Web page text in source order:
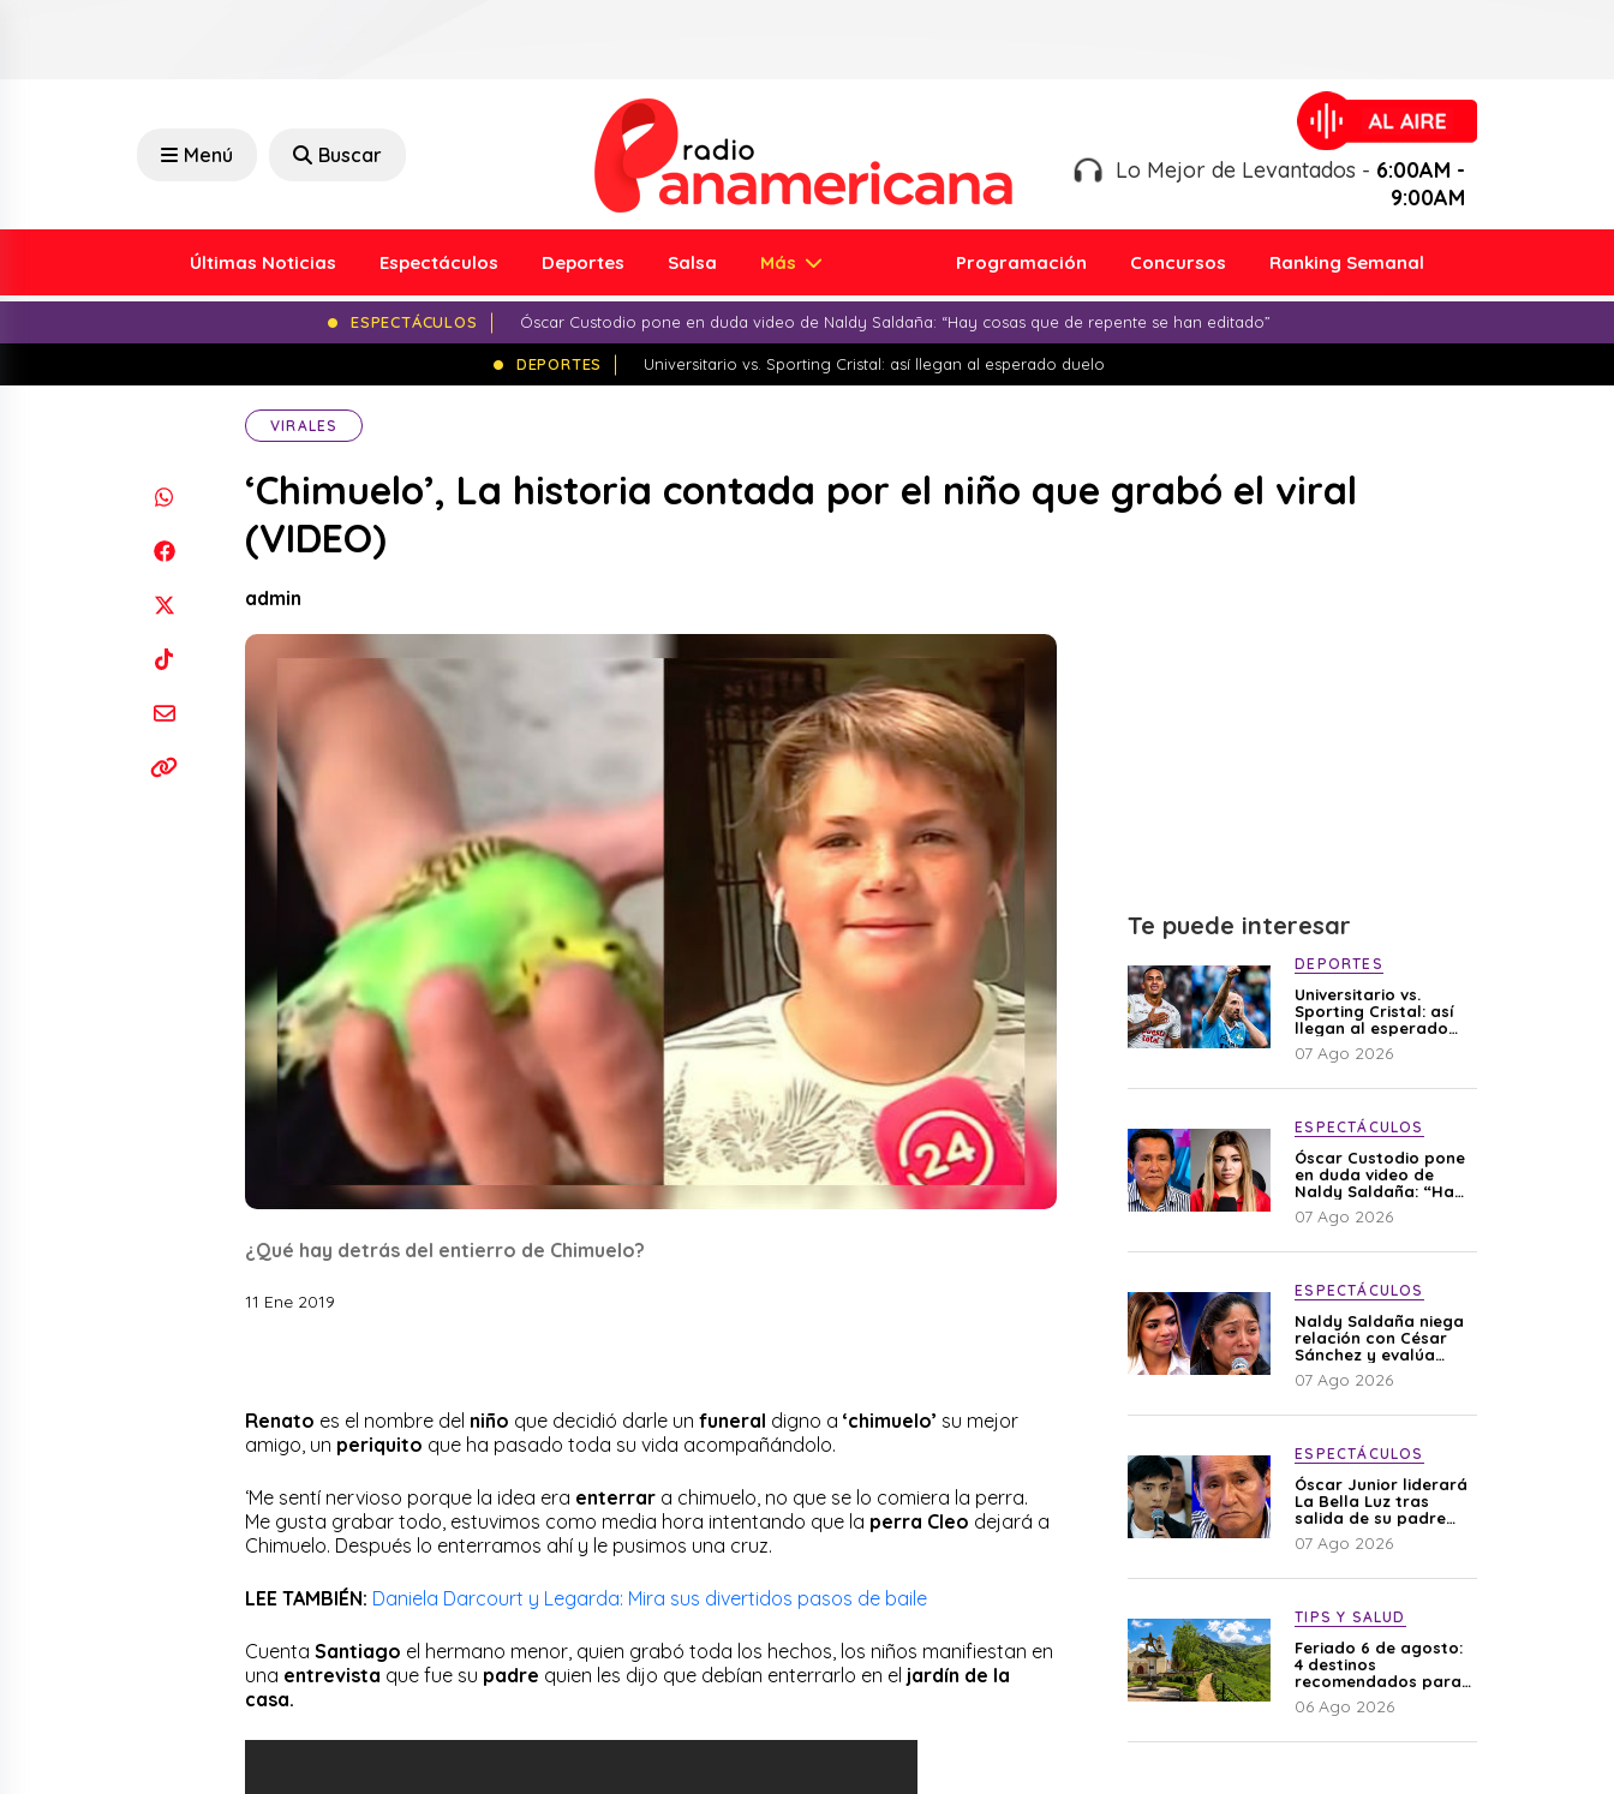
Menú Buscar
Lo Mejor de Levantados - 6:00AM -
9:00AM
Últimas Noticias Espectáculos Deportes Salsa Más Programación Concursos Ranking Semanal
ESPECTÁCULOS Óscar Custodio pone en duda video de Naldy Saldaña: “Hay cosas que de repente se han editado”
DEPORTES Universitario vs. Sporting Cristal: así llegan al esperado duelo
VIRALES
‘Chimuelo’, La historia contada por el niño que grabó el viral
(VIDEO)
admin
¿Qué hay detrás del entierro de Chimuelo?
11 Ene 2019
Renato es el nombre del niño que decidió darle un funeral digno a ‘chimuelo’ su mejor
amigo, un periquito que ha pasado toda su vida acompañándolo.
‘Me sentí nervioso porque la idea era enterrar a chimuelo, no que se lo comiera la perra.
Me gusta grabar todo, estuvimos como media hora intentando que la perra Cleo dejará a
Chimuelo. Después lo enterramos ahí y le pusimos una cruz.
LEE TAMBIÉN: Daniela Darcourt y Legarda: Mira sus divertidos pasos de baile
Cuenta Santiago el hermano menor, quien grabó toda los hechos, los niños manifiestan en
una entrevista que fue su padre quien les dijo que debían enterrarlo en el jardín de la
casa.
Te puede interesar
DEPORTES
Universitario vs.
Sporting Cristal: así
llegan al esperado
duelo
07 Ago 2026
ESPECTÁCULOS
Óscar Custodio pone
en duda video de
Naldy Saldaña: “Hay
cosas que de repente
se han editado”
07 Ago 2026
ESPECTÁCULOS
Naldy Saldaña niega
relación con César
Sánchez y evalúa
denunciar a su
esposa: “Es una
07 Ago 2026
ESPECTÁCULOS
Óscar Junior liderará
La Bella Luz tras
salida de su padre
por polémica con
Naldy Saldaña
07 Ago 2026
TIPS Y SALUD
Feriado 6 de agosto:
4 destinos
recomendados para
disfrutar el descanso
06 Ago 2026